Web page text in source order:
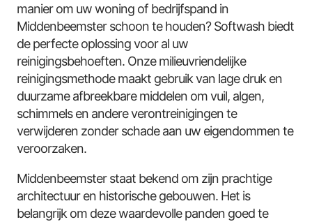
manier om uw woning of bedrijfspand in
Middenbeemster schoon te houden? Softwash biedt
de perfecte oplossing voor al uw
reinigingsbehoeften. Onze milieuvriendelijke
reinigingsmethode maakt gebruik van lage druk en
duurzame afbreekbare middelen om vuil, algen,
schimmels en andere verontreinigingen te
verwijderen zonder schade aan uw eigendommen te
veroorzaken.
Middenbeemster staat bekend om zijn prachtige
architectuur en historische gebouwen. Het is
belangrijk om deze waardevolle panden goed te